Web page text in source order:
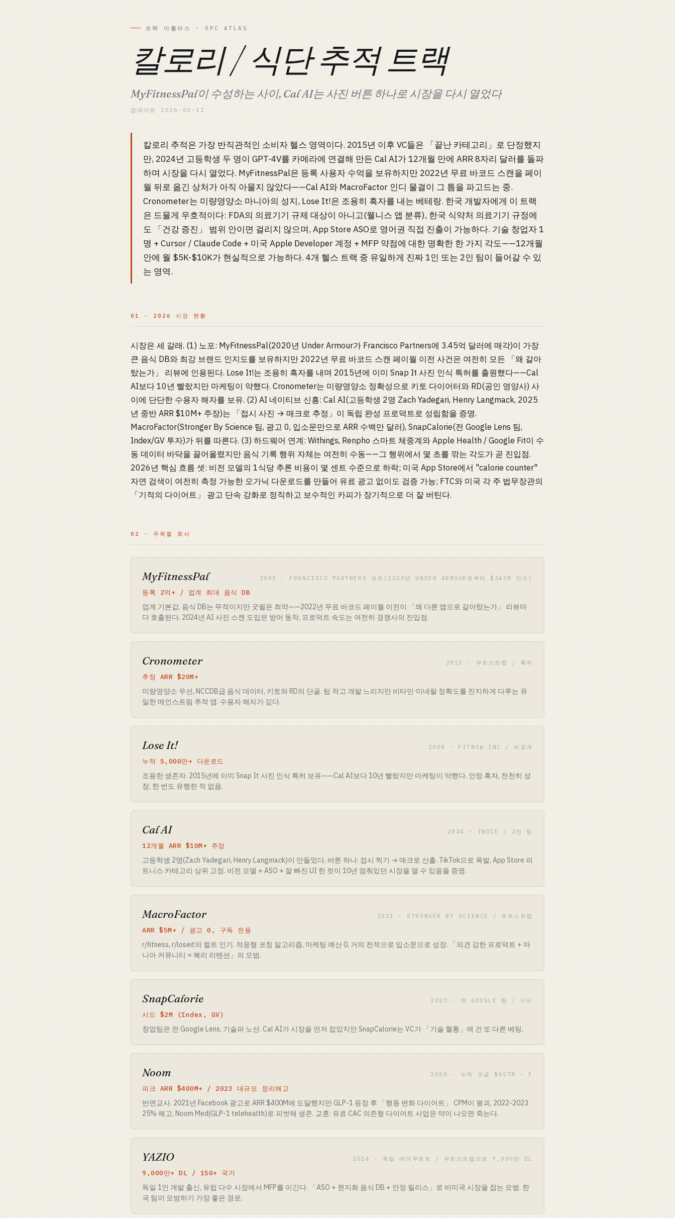
트랙 아틀라스 · OPC ATLAS
칼로리 / 식단 추적 트랙
MyFitnessPal이 수성하는 사이, Cal AI는 사진 버튼 하나로 시장을 다시 열었다
업데이트 2026-05-12
칼로리 추적은 가장 반직관적인 소비자 헬스 영역이다. 2015년 이후 VC들은 「끝난 카테고리」로 단정했지
만, 2024년 고등학생 두 명이 GPT-4V를 카메라에 연결해 만든 Cal AI가 12개월 만에 ARR 8자리 달러를 돌파
하며 시장을 다시 열었다. MyFitnessPal은 등록 사용자 수억을 보유하지만 2022년 무료 바코드 스캔을 페이
월 뒤로 옮긴 상처가 아직 아물지 않았다——Cal AI와 MacroFactor 인디 물결이 그 틈을 파고드는 중.
Cronometer는 미량영양소 마니아의 성지, Lose It!은 조용히 흑자를 내는 베테랑. 한국 개발자에게 이 트랙
은 드물게 우호적이다: FDA의 의료기기 규제 대상이 아니고(웰니스 앱 분류), 한국 식약처 의료기기 규정에
도 「건강 증진」 범위 안이면 걸리지 않으며, App Store ASO로 영어권 직접 진출이 가능하다. 기술 창업자 1
명 + Cursor / Claude Code + 미국 Apple Developer 계정 + MFP 약점에 대한 명확한 한 가지 각도——12개월
안에 월 $5K-$10K가 현실적으로 가능하다. 4개 헬스 트랙 중 유일하게 진짜 1인 또는 2인 팀이 들어갈 수 있
는 영역.
01 · 2026 시장 현황
시장은 세 갈래. (1) 노포: MyFitnessPal(2020년 Under Armour가 Francisco Partners에 3.45억 달러에 매각)이 가장
큰 음식 DB와 최강 브랜드 인지도를 보유하지만 2022년 무료 바코드 스캔 페이월 이전 사건은 여전히 모든 「왜 갈아
탔는가」 리뷰에 인용된다. Lose It!는 조용히 흑자를 내며 2015년에 이미 Snap It 사진 인식 특허를 출원했다——Cal
AI보다 10년 빨랐지만 마케팅이 약했다. Cronometer는 미량영양소 정확성으로 키토 다이어터와 RD(공인 영양사) 사
이에 단단한 수용자 해자를 보유. (2) AI 네이티브 신흥: Cal AI(고등학생 2명 Zach Yadegari, Henry Langmack, 2025
년 중반 ARR $10M+ 주장)는 「접시 사진 → 매크로 추정」이 독립 완성 프로덕트로 성립함을 증명.
MacroFactor(Stronger By Science 팀, 광고 0, 입소문만으로 ARR 수백만 달러), SnapCalorie(전 Google Lens 팀,
Index/GV 투자)가 뒤를 따른다. (3) 하드웨어 연계: Withings, Renpho 스마트 체중계와 Apple Health / Google Fit이 수
동 데이터 바닥을 끌어올렸지만 음식 기록 행위 자체는 여전히 수동——그 행위에서 몇 초를 깎는 각도가 곧 진입점.
2026년 핵심 흐름 셋: 비전 모델의 1식당 추론 비용이 몇 센트 수준으로 하락; 미국 App Store에서 "calorie counter"
자연 검색이 여전히 측정 가능한 오가닉 다운로드를 만들어 유료 광고 없이도 검증 가능; FTC와 미국 각 주 법무장관의
「기적의 다이어트」 광고 단속 강화로 정직하고 보수적인 카피가 장기적으로 더 잘 버틴다.
02 · 주목할 회사
MyFitnessPal 2005 · FRANCISCO PARTNERS 보유(2020년 UNDER ARMOUR로부터 $345M 인수)
등록 2억+ / 업계 최대 음식 DB
업계 기본값. 음식 DB는 무적이지만 굿윌은 최약——2022년 무료 바코드 페이월 이전이 「왜 다른 앱으로 갈아탔는가」 리뷰마
다 호출된다. 2024년 AI 사진 스캔 도입은 방어 동작, 프로덕트 속도는 여전히 경쟁사의 진입점.
Cronometer 2011 · 부트스트랩 / 흑자
추정 ARR $20M+
미량영양소 우선, NCCDB급 음식 데이터, 키토와 RD의 단골. 팀 작고 개발 느리지만 비타민·미네랄 정확도를 진지하게 다루는 유
일한 메인스트림 추적 앱. 수용자 해자가 깊다.
Lose It! 2008 · FITNOW INC / 비공개
누적 5,000만+ 다운로드
조용한 생존자. 2015년에 이미 Snap It 사진 인식 특허 보유——Cal AI보다 10년 빨랐지만 마케팅이 약했다. 안정 흑자, 천천히 성
장, 한 번도 유행한 적 없음.
Cal AI 2024 · INDIE / 2인 팀
12개월 ARR $10M+ 주장
고등학생 2명(Zach Yadegari, Henry Langmack)이 만들었다. 버튼 하나: 접시 찍기 → 매크로 산출. TikTok으로 폭발, App Store 피
트니스 카테고리 상위 고정. 비전 모델 + ASO + 잘 빠진 UI 한 컷이 10년 멈춰있던 시장을 열 수 있음을 증명.
MacroFactor 2021 · STRONGER BY SCIENCE / 부트스트랩
ARR $5M+ / 광고 0, 구독 전용
r/fitness, r/loseit의 컬트 인기. 적응형 코칭 알고리즘, 마케팅 예산 0, 거의 전적으로 입소문으로 성장. 「의견 강한 프로덕트 + 마
니아 커뮤니티 = 복리 리텐션」의 모범.
SnapCalorie 2023 · 전 GOOGLE 팀 / 시드
시드 $2M (Index, GV)
창업팀은 전 Google Lens, 기술파 노선. Cal AI가 시장을 먼저 잡았지만 SnapCalorie는 VC가 「기술 혈통」에 건 또 다른 베팅.
Noom 2008 · 누적 모금 $657M · F
피크 ARR $400M+ / 2023 대규모 정리해고
반면교사. 2021년 Facebook 광고로 ARR $400M에 도달했지만 GLP-1 등장 후 「행동 변화 다이어트」 CPM이 붕괴, 2022-2023
25% 해고, Noom Med(GLP-1 telehealth)로 피벗해 생존. 교훈: 유료 CAC 의존형 다이어트 사업은 약이 나오면 죽는다.
YAZIO 2014 · 독일 에어푸르트 / 부트스트랩으로 9,000만 DL
9,000만+ DL / 150+ 국가
독일 1인 개발 출신, 유럽 다수 시장에서 MFP를 이긴다. 「ASO + 현지화 음식 DB + 안정 릴리스」로 비미국 시장을 잡는 모범. 한
국 팀이 모방하기 가장 좋은 경로.